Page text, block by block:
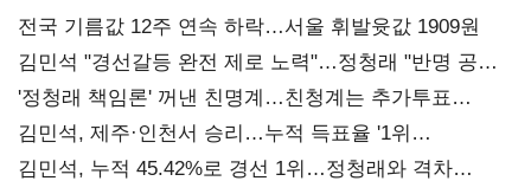
전국 기름값 12주 연속 하락…서울 휘발윳값 1909원
김민석 "경선갈등 완전 제로 노력"…정청래 "반명 공세
사과부터"
'정청래 책임론' 꺼낸 친명계…친청계는 추가투표
때리기
김민석, 제주·인천서 승리…누적 득표율 '1위
탈환'(종합)
김민석, 누적 45.42%로 경선 1위…정청래와 격차